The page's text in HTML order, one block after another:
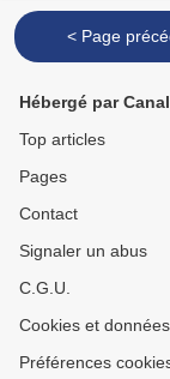
< Page
Hébergé par
Top articles
Pages
Contact
Signaler un abus
C.G.U.
Cookies et
Préférences